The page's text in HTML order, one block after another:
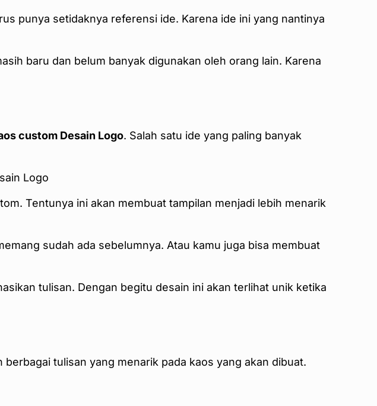
punya setidaknya referensi ide. Karena ide ini yang nantinya
baru dan belum banyak digunakan oleh orang lain. Karena
custom Desain Logo. Salah satu ide yang paling banyak
Tentunya ini akan membuat tampilan menjadi lebih menarik
sudah ada sebelumnya. Atau kamu juga bisa membuat
tulisan. Dengan begitu desain ini akan terlihat unik ketika
berbagai tulisan yang menarik pada kaos yang akan dibuat.